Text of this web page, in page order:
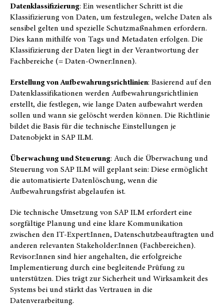
Datenklassifizierung: Ein wesentlicher Schritt ist die
Klassifizierung von Daten, um festzulegen, welche Daten als
sensibel gelten und spezielle Schutzmaßnahmen erfordern.
Dies kann mithilfe von Tags und Metadaten erfolgen. Die
Klassifizierung der Daten liegt in der Verantwortung der
Fachbereiche (= Daten-Owner:Innen).
Erstellung von Aufbewahrungsrichtlinien: Basierend auf den
Datenklassifikationen werden Aufbewahrungsrichtlinien
erstellt, die festlegen, wie lange Daten aufbewahrt werden
sollen und wann sie gelöscht werden können. Die Richtlinie
bildet die Basis für die technische Einstellungen je
Datenobjekt in SAP ILM.
Überwachung und Steuerung: Auch die Überwachung und
Steuerung von SAP ILM will geplant sein: Diese ermöglicht
die automatisierte Datenlöschung, wenn die
Aufbewahrungsfrist abgelaufen ist.
Die technische Umsetzung von SAP ILM erfordert eine
sorgfältige Planung und eine klare Kommunikation
zwischen den IT-Expert:Innen, Datenschutzbeauftragten und
anderen relevanten Stakeholder:Innen (Fachbereichen).
Revisor:Innen sind hier angehalten, die erfolgreiche
Implementierung durch eine begleitende Prüfung zu
unterstützen. Dies trägt zur Sicherheit und Wirksamkeit des
Systems bei und stärkt das Vertrauen in die
Datenverarbeitung.